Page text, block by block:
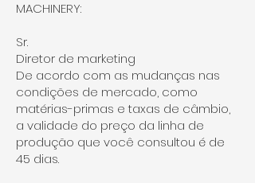
MACHINERY:
Sr.
Diretor de marketing
De acordo com as mudanças nas
condições de mercado, como
matérias-primas e taxas de câmbio,
a validade do preço da linha de
produção que você consultou é de
45 dias.